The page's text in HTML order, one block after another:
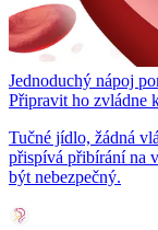
Jednoduchý nápoj
Připravit ho zvládne
Tučné jídlo, žádná
přispívá přibírání na
být nebezpečný.